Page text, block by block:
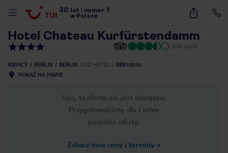
30 lat numer 1
w Polsce
33
Hotel Chateau Kurfürstendamm
(656 opinii)
NIEMCY BERLIN BERLIN KOD HOTELU BER10246
POKAŻ NA MAPIE
Ups, ta oferta nie jest dostępna.
Przygotowaliśmy dla Ciebie
podobne oferty:
Zobacz inne ceny i terminy »